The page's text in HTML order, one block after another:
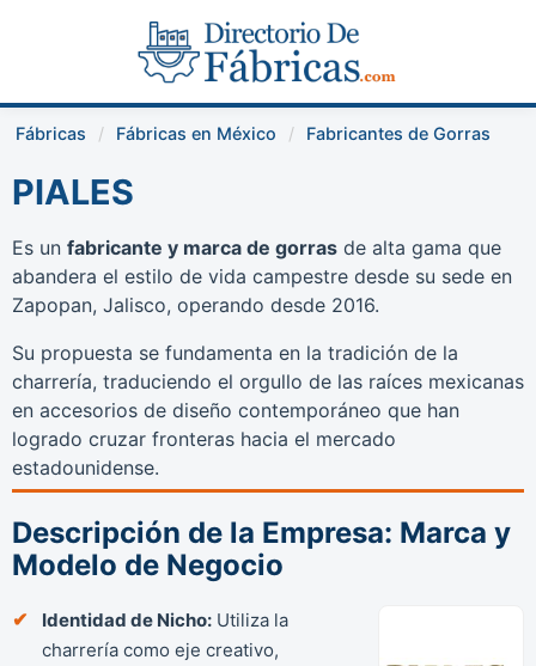
Fábricas Fábricas en México Fabricantes de Gorras
PIALES
Es un fabricante y marca de gorras de alta gama que
abandera el estilo de vida campestre desde su sede en
Zapopan, Jalisco, operando desde 2016.
Su propuesta se fundamenta en la tradición de la
charrería, traduciendo el orgullo de las raíces mexicanas
en accesorios de diseño contemporáneo que han
logrado cruzar fronteras hacia el mercado
estadounidense.
Descripción de la Empresa: Marca y
Modelo de Negocio
Identidad de Nicho: Utiliza la
charrería como eje creativo,